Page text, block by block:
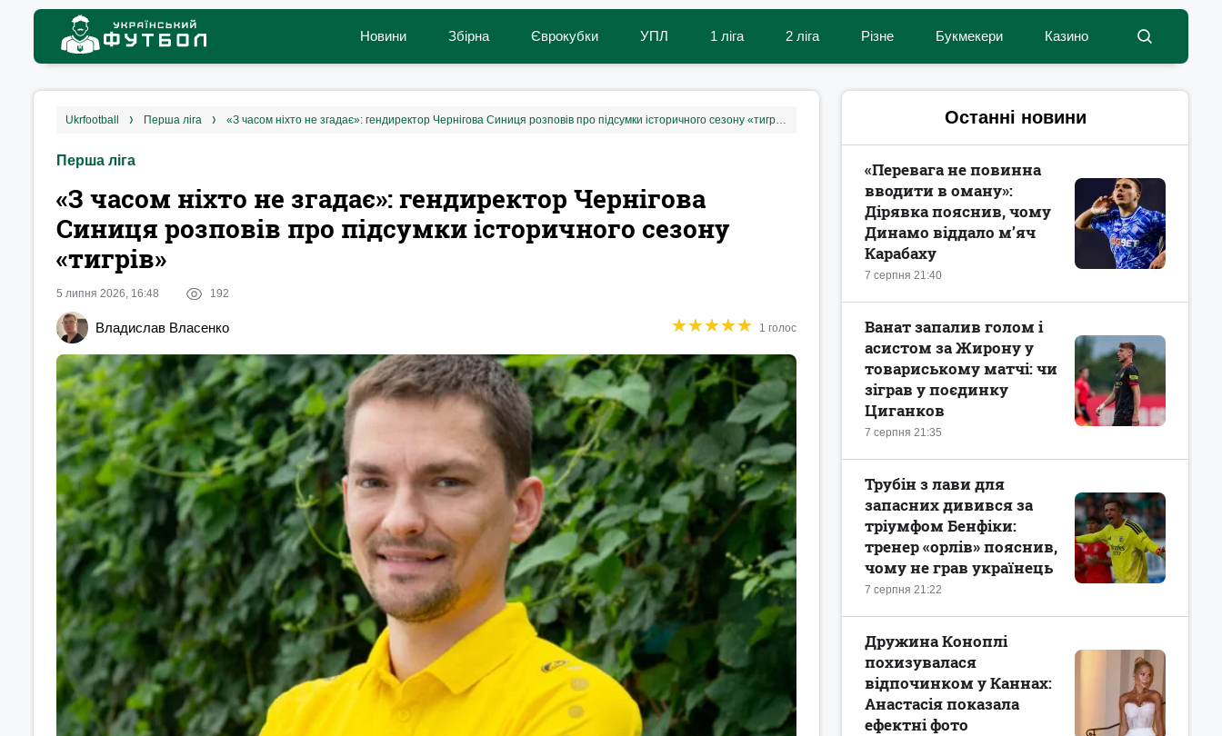
Новини Збірна Єврокубки УПЛ 1 ліга 2 ліга Різне Букмекери Казино
ukrfootball перша ліга «З часом ніхто не згадає»: гендиректор Чернігова Синиця розповів про підсумки історичного сезону «тигрів»
Перша ліга
«З часом ніхто не згадає»: гендиректор Чернігова
Синиця розповів про підсумки історичного сезону
«тигрів»
5 липня 2026, 16:48 192
Владислав Власенко ★★★★★
★★★★★ 1 голос
Останні новини
7 серпня 21:40
«Перевага не повинна
вводити в оману»:
Дірявка пояснив, чому
Динамо віддало м’яч
Карабаху
7 серпня 21:35
Ванат запалив голом і
асистом за Жирону у
товариському матчі: чи
зіграв у поєдинку
Циганков
7 серпня 21:22
Трубін з лави для
запасних дивився за
тріумфом Бенфіки:
тренер «орлів» пояснив,
чому не грав українець
Дружина Коноплі
похизувалася
відпочинком у Каннах:
Анастасія показала
ефектні фото